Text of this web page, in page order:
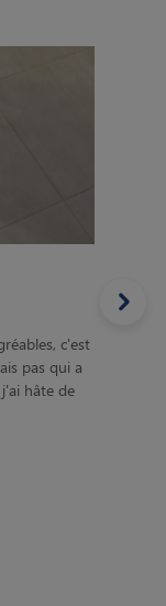
c'est
pas qui a
hâte de